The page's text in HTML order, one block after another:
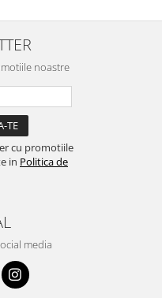
noastre
cu promotiile
in Politica de
media